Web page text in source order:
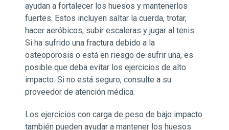
ayudan a fortalecer los huesos y mantenerlos
fuertes. Estos incluyen saltar la cuerda, trotar,
hacer aeróbicos, subir escaleras y jugar al tenis.
Si ha sufrido una fractura debido a la
osteoporosis o está en riesgo de sufrir una, es
posible que deba evitar los ejercicios de alto
impacto. Si no está seguro, consulte a su
proveedor de atención médica.
Los ejercicios con carga de peso de bajo impacto
también pueden ayudar a mantener los huesos